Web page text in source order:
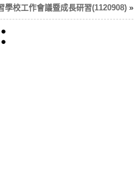
學校工作會議暨成長研習(1120908)»